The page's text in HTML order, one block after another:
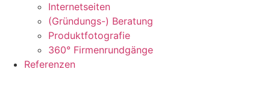
Internetseiten
(Gründungs-) Beratung
Produktfotografie
360° Firmenrundgänge
Referenzen